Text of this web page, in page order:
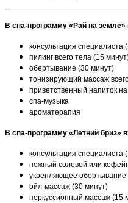
В спа-программу «Рай на земле»
консультация специалиста
пилинг всего тела (15
обертывание (30 минут)
тонизирующий массаж
приветственный напиток
спа-музыка
ароматерапия
В спа-программу «Летний бриз»
консультация специалиста
нежный солевой или
укрепляющее обертывание
ойл-массаж (30 минут)
перкуссионный массаж (15